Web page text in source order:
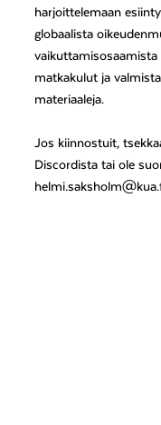
harjoittelemaan
globaalista
vaikuttamisosaamista
matkakulut ja
materiaaleja.
Jos kiinnostuit,
Discordista tai ole